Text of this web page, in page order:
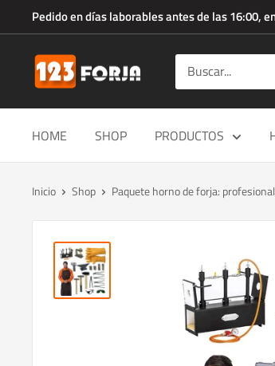
directamente
contenido
Pedido en días laborables antes de las 16:00,
123forja.es
HOME SHOP PRODUCTOS
Inicio Shop Paquete horno de forja: